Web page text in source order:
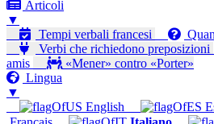
Articoli
▼
Tempi verbali francesi
Verbi che richiedono preposizioni
amis
«Mener» contro «Porter»
Lingua
▼
English